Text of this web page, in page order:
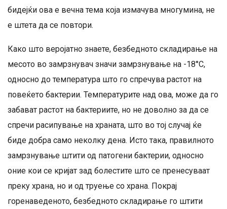
бидејќи ова е вечна тема која измачува многумина, не
е штета да се повтори.
Како што веројатно знаете, безбедното складирање на
месото во замрзнувач значи замрзнување на -18°C,
односно до температура што го спречува растот на
повеќето бактерии. Температурите над ова, може да го
забават растот на бактериите, но не доволно за да се
спречи расипување на храната, што во тој случај ќе
биде добра само неколку дена. Исто така, правилното
замрзнување штити од патогени бактерии, односно
оние кои се кријат зад болестите што се пренесуваат
преку храна, но и од труење со храна. Покрај
горенаведеното, безбедното складирање го штити